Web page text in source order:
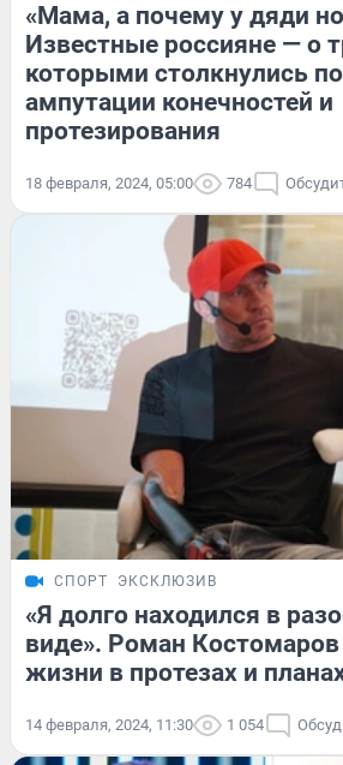
«Мама, а почему у дяди
Известные россияне — о
которыми столкнулись
ампутации конечностей и
протезирования
18 февраля, 2024, 05:00 784
СПОРТ ЭКСКЛЮЗИВ
«Я долго находился в
виде». Роман
жизни в протезах и
14 февраля, 2024, 11:30 1 054